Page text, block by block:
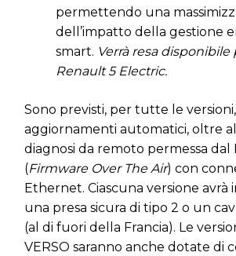
permettendo una
dell’impatto della gestione
smart. Verrà resa disponibile
Renault 5 Electric.
Sono previsti, per tutte le
aggiornamenti automatici, oltre
diagnosi da remoto permessa dal
(Firmware Over The Air) con
Ethernet. Ciascuna versione avrà
una presa sicura di tipo 2 o un
(al di fuori della Francia). Le
VERSO saranno anche dotate di